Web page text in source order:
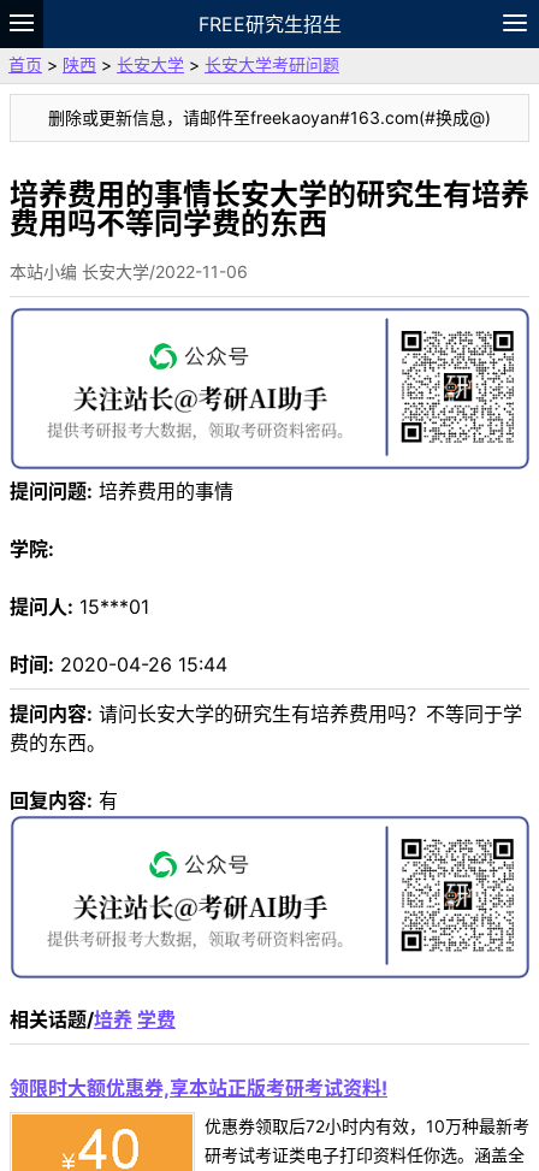
FREE研究生招生
题库
故事 专题 APP 笔记
VIP
资料
首页 > 陕西 > 长安大学 > 长安大学考研问题
删除或更新信息，请邮件至freekaoyan#163.com(#换成@)
培养费用的事情长安大学的研究生有培养
费用吗不等同学费的东西
本站小编 长安大学/2022-11-06
提问问题: 培养费用的事情
学院:
提问人: 15***01
时间: 2020-04-26 15:44
提问内容: 请问长安大学的研究生有培养费用吗？不等同于学
费的东西。
回复内容: 有
相关话题/培养 学费
领限时大额优惠券,享本站正版考研考试资料!
优惠券领取后72小时内有效，10万种最新考
研考试考证类电子打印资料任你选。涵盖全